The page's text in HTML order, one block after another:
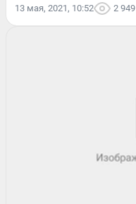
13 мая, 2021, 10:52 2 949